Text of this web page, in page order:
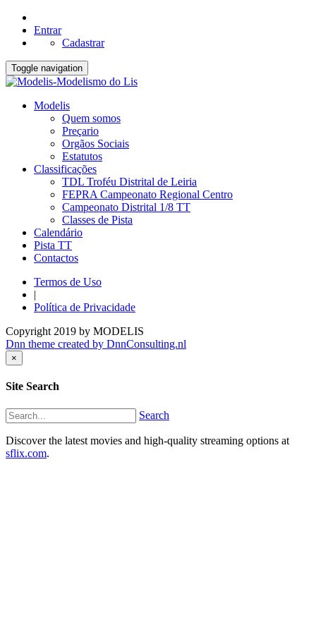
Entrar
Cadastrar
Toggle navigation
Modelis
Quem somos
Preçario
Orgãos Sociais
Estatutos
Classificações
TDL Troféu Distrital de Leiria
FEPRA Campeonato Regional Centro
Campeonato Distrital 1/8 TT
Classes de Pista
Calendário
Pista TT
Contactos
Termos de Uso
|
Política de Privacidade
Copyright 2019 by MODELIS
Dnn theme created by DnnConsulting.nl
×
Site Search
Search
Discover the latest movies and high-quality streaming options at
sflix.com.